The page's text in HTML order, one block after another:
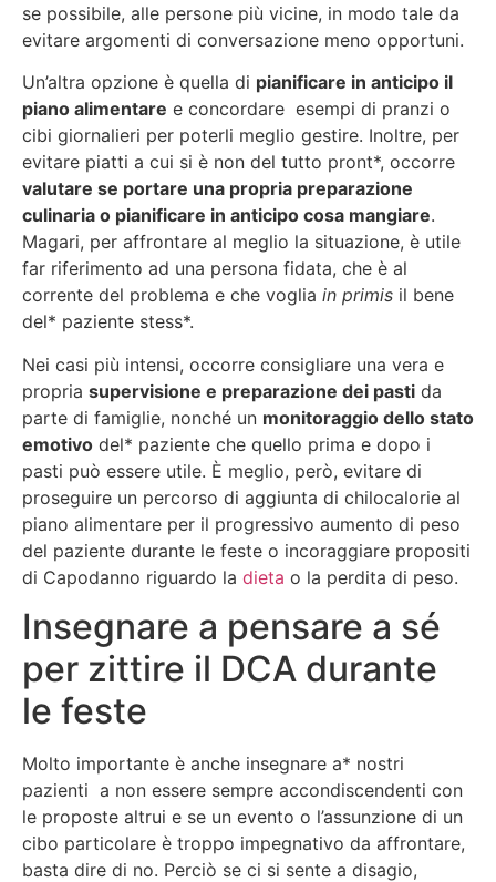
se possibile, alle persone più vicine, in modo tale da
evitare argomenti di conversazione meno opportuni.
Un’altra opzione è quella di pianificare in anticipo il
piano alimentare e concordare esempi di pranzi o
cibi giornalieri per poterli meglio gestire. Inoltre, per
evitare piatti a cui si è non del tutto pront*, occorre
valutare se portare una propria preparazione
culinaria o pianificare in anticipo cosa mangiare.
Magari, per affrontare al meglio la situazione, è utile
far riferimento ad una persona fidata, che è al
corrente del problema e che voglia in primis il bene
del* paziente stess*.
Nei casi più intensi, occorre consigliare una vera e
propria supervisione e preparazione dei pasti da
parte di famiglie, nonché un monitoraggio dello stato
emotivo del* paziente che quello prima e dopo i
pasti può essere utile. È meglio, però, evitare di
proseguire un percorso di aggiunta di chilocalorie al
piano alimentare per il progressivo aumento di peso
del paziente durante le feste o incoraggiare propositi
di Capodanno riguardo la dieta o la perdita di peso.
Insegnare a pensare a sé
per zittire il DCA durante
le feste
Molto importante è anche insegnare a* nostri
pazienti a non essere sempre accondiscendenti con
le proposte altrui e se un evento o l’assunzione di un
cibo particolare è troppo impegnativo da affrontare,
basta dire di no. Perciò se ci si sente a disagio,